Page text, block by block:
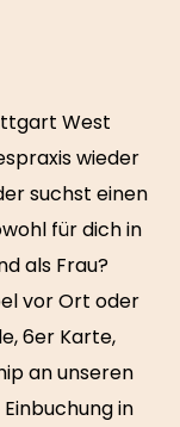
West
wieder
suchst einen
für dich in
als Frau?
vor Ort oder
6er Karte,
an unseren
in